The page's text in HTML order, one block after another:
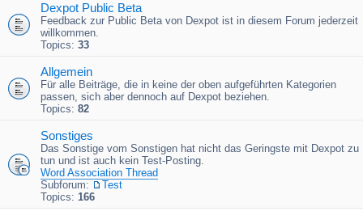
Dexpot Public Beta
Feedback zur Public Beta von Dexpot ist in diesem Forum jederzeit
willkommen.
Topics: 33
Allgemein
Für alle Beiträge, die in keine der oben aufgeführten Kategorien
passen, sich aber dennoch auf Dexpot beziehen.
Topics: 82
Sonstiges
Das Sonstige vom Sonstigen hat nicht das Geringste mit Dexpot zu
tun und ist auch kein Test-Posting.
Word Association Thread
Subforum:
Test
Topics: 166